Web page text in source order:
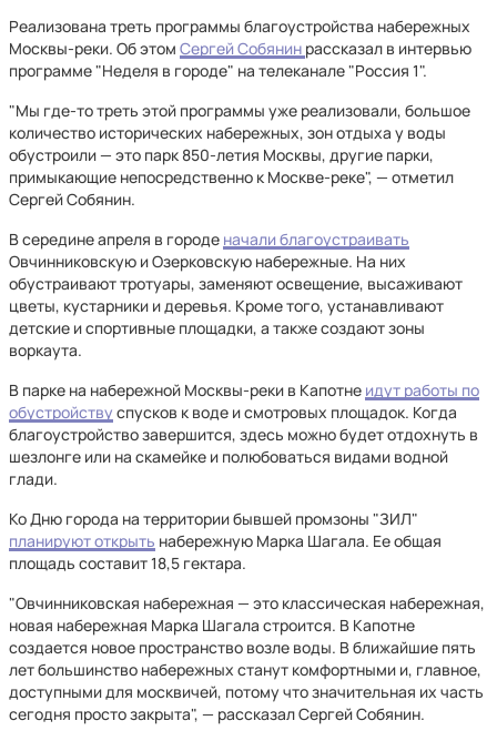
Реализована треть программы благоустройства набережных
Москвы-реки. Об этом Сергей Собянин рассказал в интервью
программе "Неделя в городе" на телеканале "Россия 1".
"Мы где-то треть этой программы уже реализовали, большое
количество исторических набережных, зон отдыха у воды
обустроили — это парк 850-летия Москвы, другие парки,
примыкающие непосредственно к Москве-реке", — отметил
Сергей Собянин.
В середине апреля в городе начали благоустраивать
Овчинниковскую и Озерковскую набережные. На них
обустраивают тротуары, заменяют освещение, высаживают
цветы, кустарники и деревья. Кроме того, устанавливают
детские и спортивные площадки, а также создают зоны
воркаута.
В парке на набережной Москвы-реки в Капотне идут работы по
обустройству спусков к воде и смотровых площадок. Когда
благоустройство завершится, здесь можно будет отдохнуть в
шезлонге или на скамейке и полюбоваться видами водной
глади.
Ко Дню города на территории бывшей промзоны "ЗИЛ"
планируют открыть набережную Марка Шагала. Ее общая
площадь составит 18,5 гектара.
"Овчинниковская набережная — это классическая набережная,
новая набережная Марка Шагала строится. В Капотне
создается новое пространство возле воды. В ближайшие пять
лет большинство набережных станут комфортными и, главное,
доступными для москвичей, потому что значительная их часть
сегодня просто закрыта", — рассказал Сергей Собянин.